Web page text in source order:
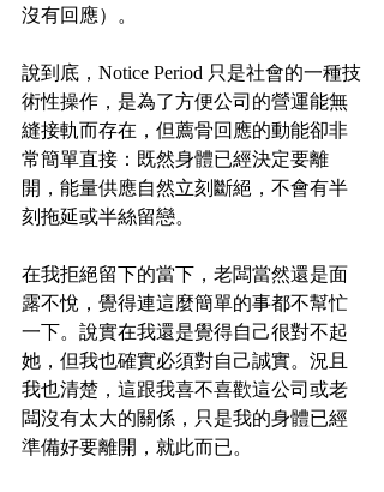
沒有回應）。
說到底，Notice Period 只是社會的一種技
術性操作，是為了方便公司的營運能無
縫接軌而存在，但薦骨回應的動能卻非
常簡單直接：既然身體已經決定要離
開，能量供應自然立刻斷絕，不會有半
刻拖延或半絲留戀。
在我拒絕留下的當下，老闆當然還是面
露不悅，覺得連這麼簡單的事都不幫忙
一下。說實在我還是覺得自己很對不起
她，但我也確實必須對自己誠實。況且
我也清楚，這跟我喜不喜歡這公司或老
闆沒有太大的關係，只是我的身體已經
準備好要離開，就此而已。